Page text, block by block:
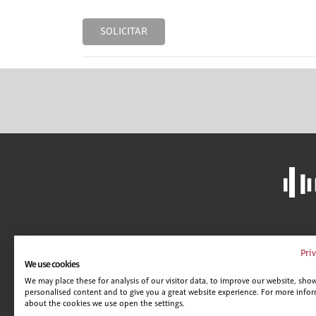
SOLICITAR
GUÍA DE CENTROS
POLÍTICA DE SEGURIDAD
We use cookies
We may place these for analysis of our visitor data, to improve our website,
personalised content and to give you a great website experience. For more
about the cookies we use open the settings.